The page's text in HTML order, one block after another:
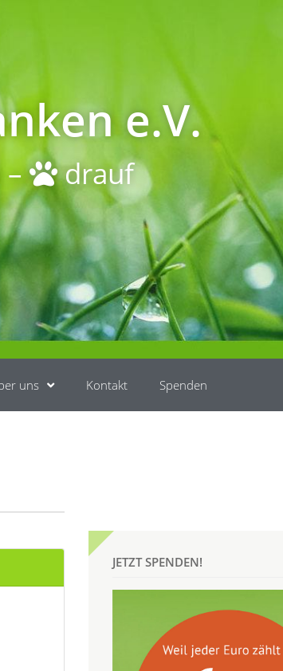
e.V.
– drauf
uns Kontakt Spenden
JETZT SPENDEN!